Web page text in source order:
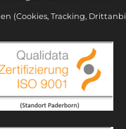
(Cookies, Tracking,